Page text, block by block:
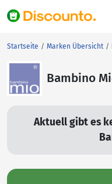
Startseite Marken Übersicht
Bambino
Aktuell gibt es